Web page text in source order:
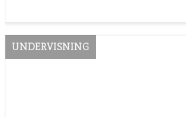
UNDERVISNING